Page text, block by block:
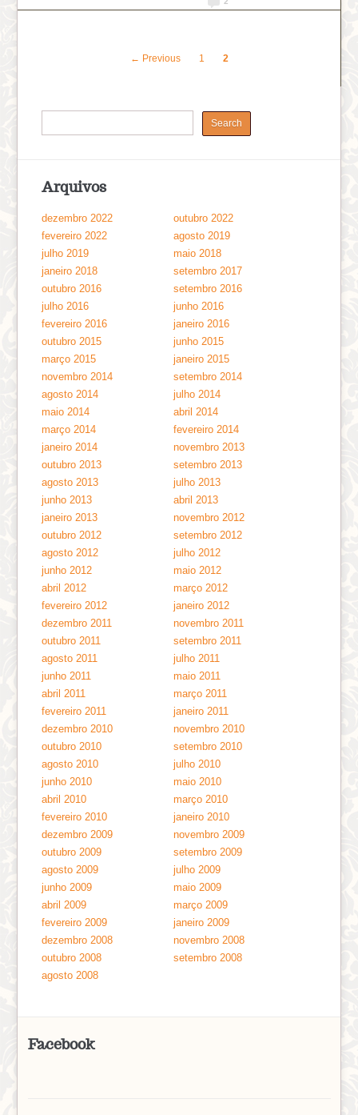
← Previous 1 2
Arquivos
dezembro 2022
outubro 2022
fevereiro 2022
agosto 2019
julho 2019
maio 2018
janeiro 2018
setembro 2017
outubro 2016
setembro 2016
julho 2016
junho 2016
fevereiro 2016
janeiro 2016
outubro 2015
junho 2015
março 2015
janeiro 2015
novembro 2014
setembro 2014
agosto 2014
julho 2014
maio 2014
abril 2014
março 2014
fevereiro 2014
janeiro 2014
novembro 2013
outubro 2013
setembro 2013
agosto 2013
julho 2013
junho 2013
abril 2013
janeiro 2013
novembro 2012
outubro 2012
setembro 2012
agosto 2012
julho 2012
junho 2012
maio 2012
abril 2012
março 2012
fevereiro 2012
janeiro 2012
dezembro 2011
novembro 2011
outubro 2011
setembro 2011
agosto 2011
julho 2011
junho 2011
maio 2011
abril 2011
março 2011
fevereiro 2011
janeiro 2011
dezembro 2010
novembro 2010
outubro 2010
setembro 2010
agosto 2010
julho 2010
junho 2010
maio 2010
abril 2010
março 2010
fevereiro 2010
janeiro 2010
dezembro 2009
novembro 2009
outubro 2009
setembro 2009
agosto 2009
julho 2009
junho 2009
maio 2009
abril 2009
março 2009
fevereiro 2009
janeiro 2009
dezembro 2008
novembro 2008
outubro 2008
setembro 2008
agosto 2008
Facebook